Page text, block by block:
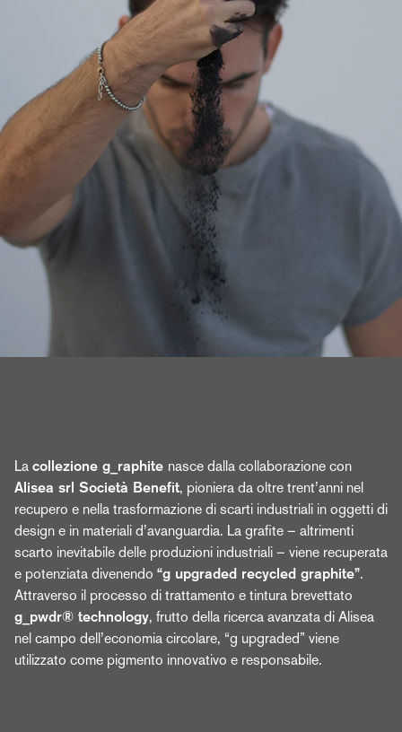
La collezione g_raphite nasce dalla collaborazione con
Alisea srl Società Benefit, pioniera da oltre trent’anni nel
recupero e nella trasformazione di scarti industriali in oggetti di
design e in materiali d’avanguardia. La grafite – altrimenti
scarto inevitabile delle produzioni industriali – viene recuperata
e potenziata divenendo “g upgraded recycled graphite”.
Attraverso il processo di trattamento e tintura brevettato
g_pwdr® technology, frutto della ricerca avanzata di Alisea
nel campo dell’economia circolare, “g upgraded” viene
utilizzato come pigmento innovativo e responsabile.